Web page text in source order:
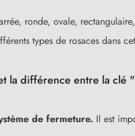
ronde, ovale,
types de rosaces dans cet
la différence entre la clé
de fermeture. Il est